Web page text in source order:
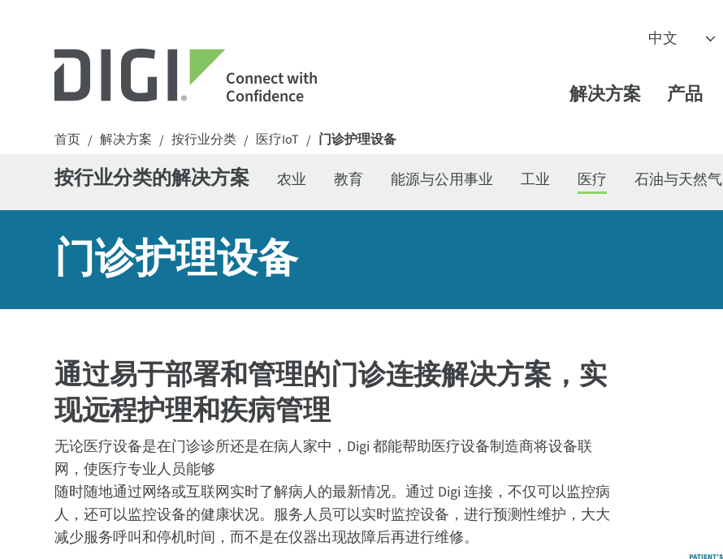
Connect with
Confidence 解决方案 产品
首页 / 解决方案 / 按行业分类 / 医疗IoT / 门诊护理设备
按行业分类的解决方案 农业 教育 能源与公用事业 工业 医疗 石油与天然气
门诊护理设备
通过易于部署和管理的门诊连接解决方案，实
现远程护理和疾病管理
无论医疗设备是在门诊诊所还是在病人家中，Digi 都能帮助医疗设备制造商将设备联
网，使医疗专业人员能够
随时随地通过网络或互联网实时了解病人的最新情况。通过 Digi 连接，不仅可以监控病
人，还可以监控设备的健康状况。服务人员可以实时监控设备，进行预测性维护，大大
减少服务呼叫和停机时间，而不是在仪器出现故障后再进行维修。